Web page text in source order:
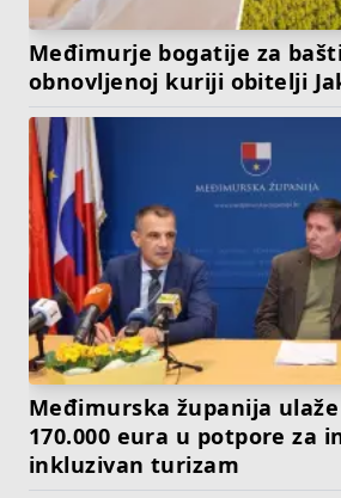
Međimurje bogatije za
obnovljenoj kuriji obitelji
Međimurska županija
170.000 eura u potpore za
inkluzivan turizam